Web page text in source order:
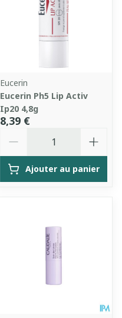
Eucerin
Eucerin Ph5 Lip Activ
Ip20 4,8g
8,39 €
Ajouter au panier